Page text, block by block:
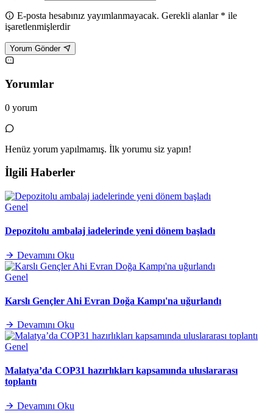
E-posta hesabınız yayımlanmayacak. Gerekli alanlar * ile
işaretlenmişlerdir
Yorum Gönder
Yorumlar
0 yorum
Henüz yorum yapılmamış. İlk yorumu siz yapın!
İlgili Haberler
Genel
Depozitolu ambalaj iadelerinde yeni dönem başladı
Devamını Oku
Genel
Karslı Gençler Ahi Evran Doğa Kampı'na uğurlandı
Devamını Oku
Genel
Malatya’da COP31 hazırlıkları kapsamında uluslararası
toplantı
Devamını Oku